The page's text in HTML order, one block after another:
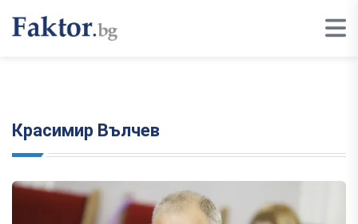
Красимир Вълчев